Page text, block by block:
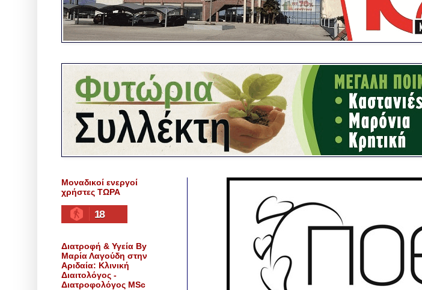
Μοναδικοί ενεργοί
χρήστες ΤΩΡΑ
18
Διατροφή & Υγεία By
Μαρία Λαγούδη στην
Αριδαία: Κλινική
Διαιτολόγος -
Διατροφολόγος MSc